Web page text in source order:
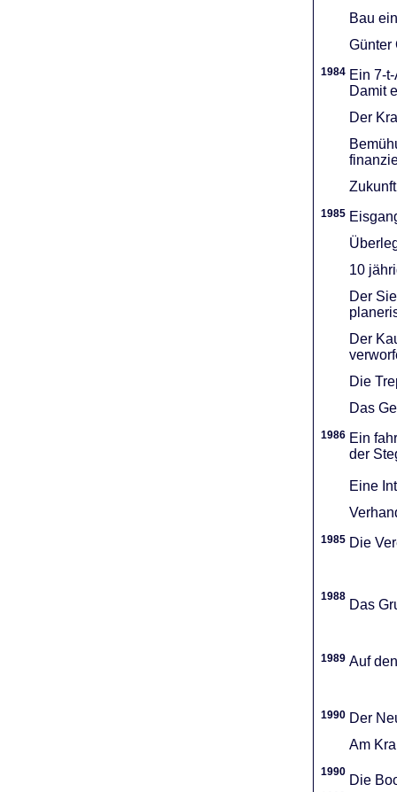
Bau
Günter
1984 Ein 7-
Damit
Der
1985
10
Der
Der
Die
Das
1986 Ein
der
Eine
1985 Die
1988
Das
1989 Auf
1990 Der
Am
1990
Die